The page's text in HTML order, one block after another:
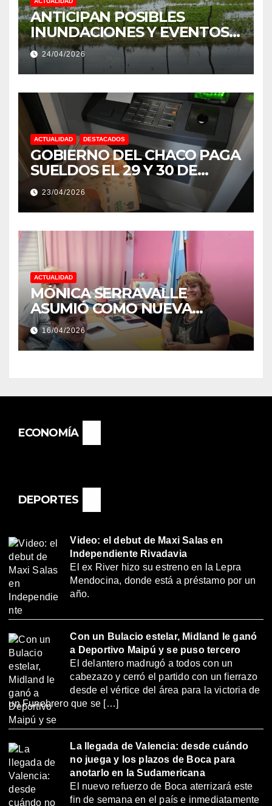
ANTICIPAN POSIBLES
INUNDACIONES Y EVENTOS
EXTREMOS: “PODRÍA SER UN
NIÑO MUY IMPORTANTE”
24/04/2026
ACTUALIDAD DESTACADOS
GOBIERNO DEL CHACO PAGA
SUELDOS EL 29 Y 30 DE
ABRIL, CON EL 2% DE
AUMENTO
23/04/2026
ACTUALIDAD
MÓNICA SERRAVALLE
ASUMIÓ COMO NUEVA
DIRECTORA DEL E.E.S. N° 82
«RENÉ FAVALORO» DE
BASAIL.
16/04/2026
ECONOMÍA
DEPORTES
Video: el debut de Maxi Salas en
Independiente Rivadavia
El ex River hizo su estreno en la Lepra
Mendocina, donde está a préstamo por un
año.
Con un Bulacio estelar, Midland le ganó
a Deportivo Maipú y se puso tercero
El delantero madrugó a todos con un
cabezazo y cerró el partido con un fierrazo
desde el vértice del área para la victoria de
un Funebrero que se […]
La llegada de Valencia: desde cuándo
no juega y los plazos de Boca para
anotarlo en la Sudamericana
El nuevo refuerzo de Boca aterrizará este
fin de semana en el país e inmediatamente